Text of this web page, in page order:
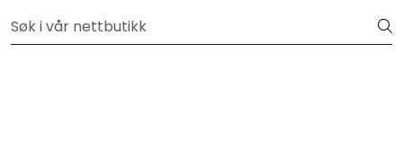
Velkommen til vår nye nettbutikk! Besøk Min side for mer